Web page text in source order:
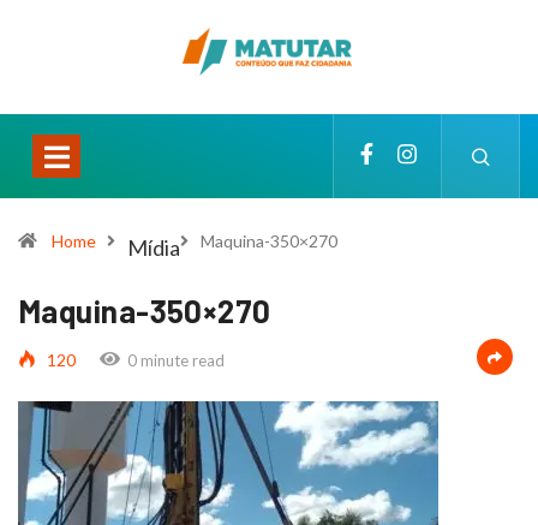
Home Mídia Maquina-350×270
Maquina-350×270
120 0 minute read